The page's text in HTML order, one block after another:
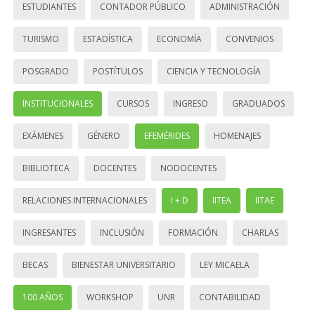
ESTUDIANTES CONTADOR PÚBLICO ADMINISTRACIÓN
TURISMO ESTADÍSTICA ECONOMÍA CONVENIOS
POSGRADO POSTÍTULOS CIENCIA Y TECNOLOGÍA
INSTITUCIONALES CURSOS INGRESO GRADUADOS
EXÁMENES GÉNERO EFEMÉRIDES HOMENAJES
BIBLIOTECA DOCENTES NODOCENTES
RELACIONES INTERNACIONALES I + D IITEA IITAE
INGRESANTES INCLUSIÓN FORMACIÓN CHARLAS
BECAS BIENESTAR UNIVERSITARIO LEY MICAELA
100 AÑOS WORKSHOP UNR CONTABILIDAD